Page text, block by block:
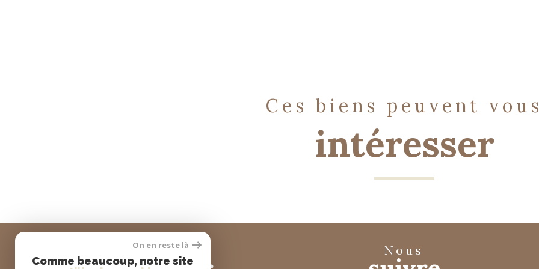
ces biens peuvent vous
intéresser
se nous
On en reste là
Comme beaucoup, notre site